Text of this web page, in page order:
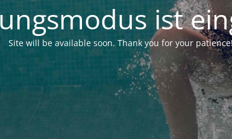
ist
Site will be available soon. Thank you for your patience!